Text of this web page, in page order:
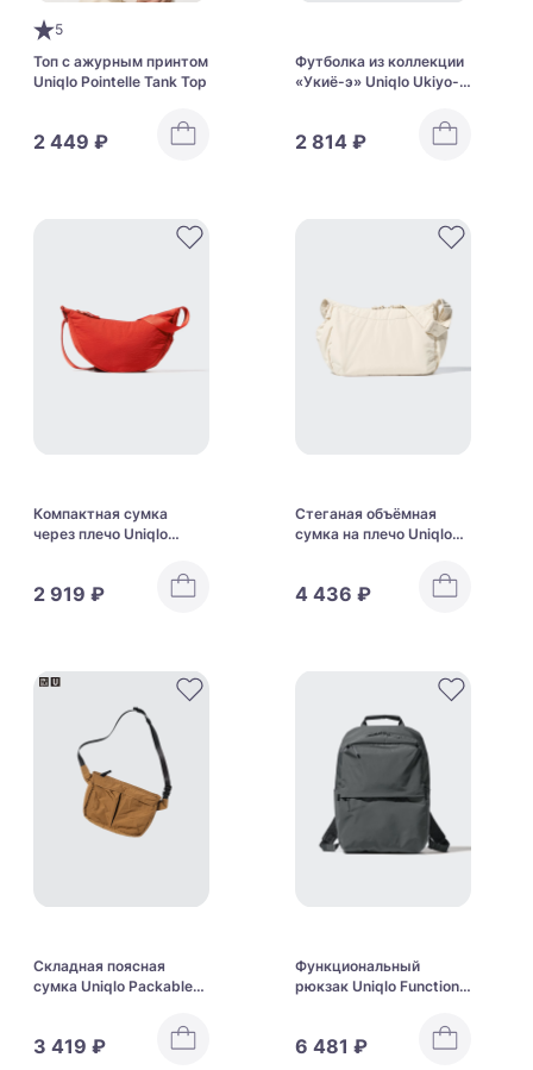
5
Топ с ажурным принтом
Uniqlo Pointelle Tank Top
2 449 ₽
Футболка из коллекции
«Укиё-э» Uniqlo Ukiyo-E
2 814 ₽
Компактная сумка
через плечо Uniqlo
2 919 ₽
Стеганая объёмная
сумка на плечо Uniqlo
4 436 ₽
Складная поясная
сумка Uniqlo Packable
3 419 ₽
Функциональный
рюкзак Uniqlo Functional
6 481 ₽